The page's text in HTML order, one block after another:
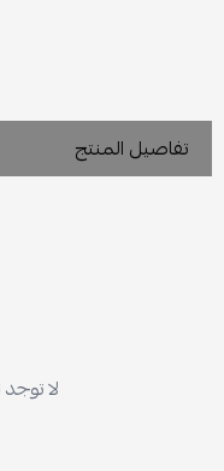
تفاصيل المنتج
لا